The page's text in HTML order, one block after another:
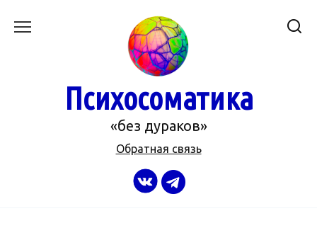
Психосоматика
«без дураков»
Обратная связь